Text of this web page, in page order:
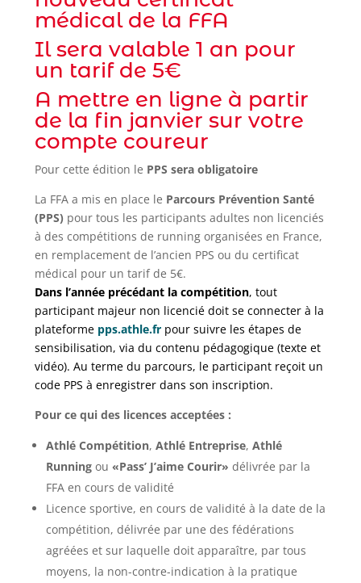
médical de la FFA
Il sera valable 1 an pour
un tarif de 5€
A mettre en ligne à partir
de la fin janvier sur votre
compte coureur
Pour cette édition le PPS sera obligatoire
La FFA a mis en place le Parcours Prévention Santé
(PPS) pour tous les participants adultes non licenciés
à des compétitions de running organisées en France,
en remplacement de l’ancien PPS ou du certificat
médical pour un tarif de 5€.
Dans l’année précédant la compétition, tout
participant majeur non licencié doit se connecter à la
plateforme pps.athle.frpour suivre les étapes de
sensibilisation, via du contenu pédagogique (texte et
vidéo). Au terme du parcours, le participant reçoit un
code PPS à enregistrer dans son inscription.
Pour ce qui des licences acceptées :
Athlé Compétition, Athlé Entreprise, Athlé
Runningou «Pass’ J’aime Courir» délivrée par la
FFA en cours de validité
Licence sportive, en cours de validité à la date de la
compétition, délivrée par une des fédérations
agréées et sur laquelle doit apparaître, par tous
moyens, la non-contre-indication à la pratique